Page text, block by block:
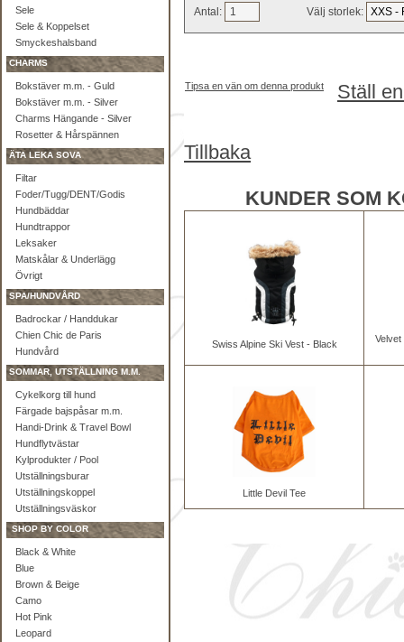
Sele
Sele & Koppelset
Smyckeshalsband
CHARMS
Bokstäver m.m. - Guld
Bokstäver m.m. - Silver
Charms Hängande - Silver
Rosetter & Hårspännen
ÄTA LEKA SOVA
Filtar
Foder/Tugg/DENT/Godis
Hundbäddar
Hundtrappor
Leksaker
Matskålar & Underlägg
Övrigt
SPA/HUNDVÅRD
Badrockar / Handdukar
Chien Chic de Paris
Hundvård
SOMMAR, UTSTÄLLNING M.M.
Cykelkorg till hund
Färgade bajspåsar m.m.
Handi-Drink & Travel Bowl
Hundflytvästar
Kylprodukter / Pool
Utställningsburar
Utställningskoppel
Utställningsväskor
SHOP BY COLOR
Black & White
Blue
Brown & Beige
Camo
Hot Pink
Leopard
Antal: Välj storlek:
Tipsa en vän om denna produkt Ställ
Tillbaka
KUNDER SOM
Swiss Alpine Ski Vest - Black
Little Devil Tee